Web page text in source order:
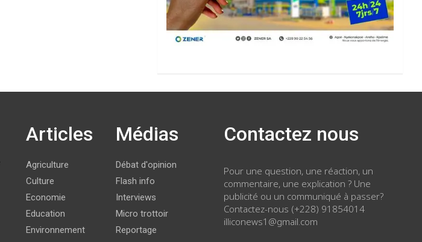
Articles
Agriculture
Culture
Economie
Education
Environnement
Médias
Débat d'opinion
Flash info
Interviews
Micro trottoir
Reportage
Contactez nous
Pour une question, une réaction, un
commentaire, une explication ? Une
publicité ou un communiqué à passer?
Contactez-nous (+228) 91854014
illiconews1@gmail.com